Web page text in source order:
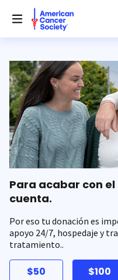
hacia
contenido
Para acabar con
cuenta.
Por eso tu donación es
apoyo 24/7, hospedaje y
tratamiento..
$50 $100